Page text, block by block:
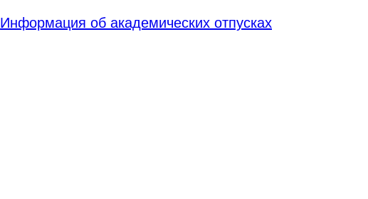
Информация об академических отпусках